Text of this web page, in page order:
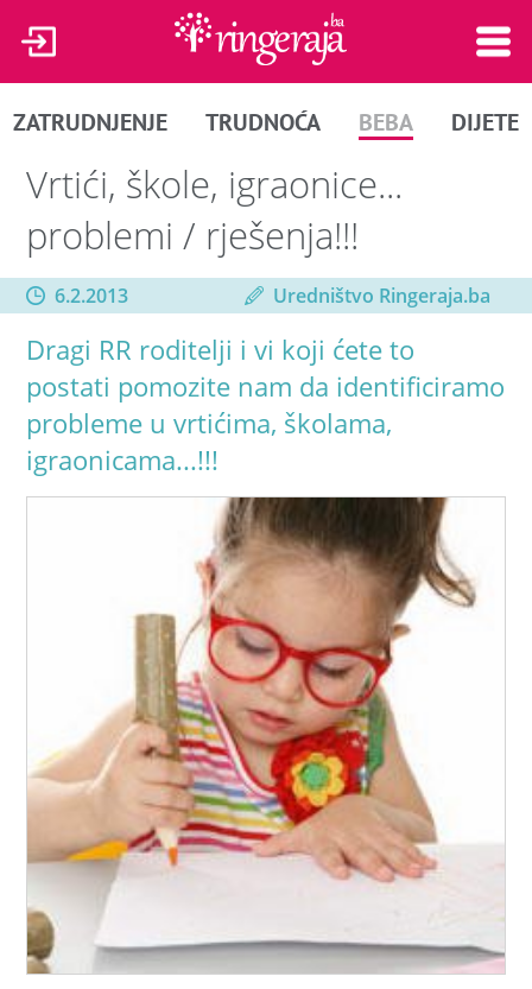
ZATRUDNJENJE TRUDNOĆA BEBA DIJETE
Vrtići, škole, igraonice...
problemi / rješenja!!!
6.2.2013 Uredništvo Ringeraja.ba
Dragi RR roditelji i vi koji ćete to
postati pomozite nam da identificiramo
probleme u vrtićima, školama,
igraonicama...!!!